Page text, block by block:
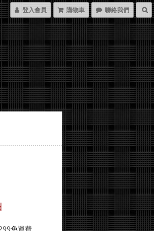
登入會員 購物車 聯絡我們
免運費